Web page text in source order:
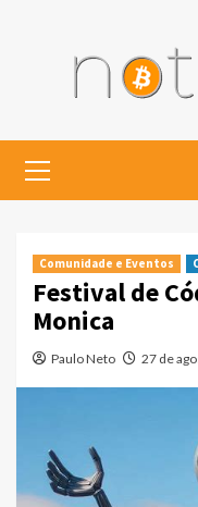
Menu
Comunidade e Eventos
Festival de
Monica
Paulo Neto 27 de